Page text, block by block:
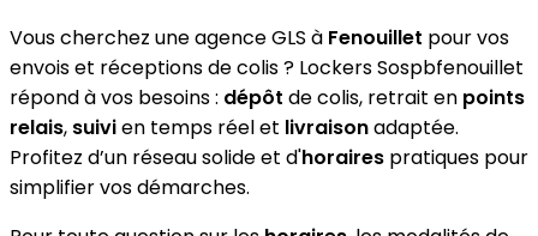
Vous cherchez une agence GLS à Fenouillet pour vos
envois et réceptions de colis ? Lockers Sospbfenouillet
répond à vos besoins : dépôt de colis, retrait en points
relais, suivien temps réel et livraisonadaptée.
Profitez d’un réseau solide et d'horaires pratiques pour
simplifier vos démarches.